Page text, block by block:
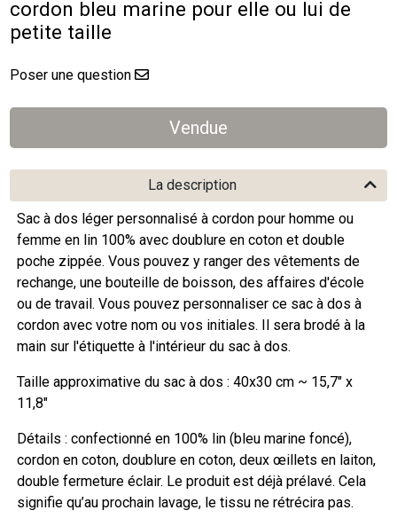
cordon bleu marine pour elle ou lui de
petite taille
Poser une question
La description
Sac à dos léger personnalisé à cordon pour homme ou
femme en lin 100% avec doublure en coton et double
poche zippée. Vous pouvez y ranger des vêtements de
rechange, une bouteille de boisson, des affaires d'école
ou de travail. Vous pouvez personnaliser ce sac à dos à
cordon avec votre nom ou vos initiales. Il sera brodé à la
main sur l'étiquette à l'intérieur du sac à dos.
Taille approximative du sac à dos : 40x30 cm ~ 15,7" x
11,8"
Détails : confectionné en 100% lin (bleu marine foncé),
cordon en coton, doublure en coton, deux œillets en laiton,
double fermeture éclair. Le produit est déjà prélavé. Cela
signifie qu’au prochain lavage, le tissu ne rétrécira pas.